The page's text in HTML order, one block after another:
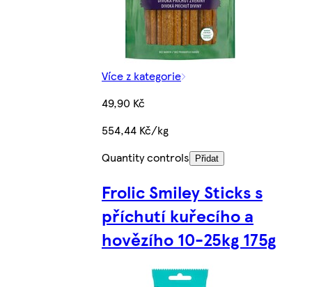
Více z kategorie
49,90 Kč
554,44 Kč/kg
Quantity controls
Přidat
Frolic Smiley Sticks s
příchutí kuřecího a
hovězího 10-25kg 175g